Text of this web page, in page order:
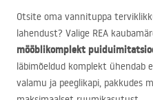
Otsite oma vannituppa
lahendust? Valige REA
mööblikomplekt
läbimõeldud komplekt ühendab
valamu ja peeglikapi, pakkudes